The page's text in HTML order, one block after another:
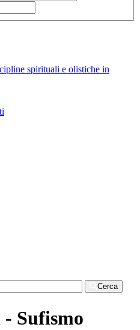
Cerca
Sufismo